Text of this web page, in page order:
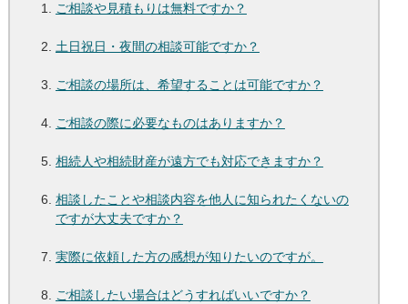
ご相談や見積もりは無料ですか？
土日祝日・夜間の相談可能ですか？
ご相談の場所は、希望することは可能ですか？
ご相談の際に必要なものはありますか？
相続人や相続財産が遠方でも対応できますか？
相談したことや相談内容を他人に知られたくないの
ですが大丈夫ですか？
実際に依頼した方の感想が知りたいのですが。
ご相談したい場合はどうすればいいですか？